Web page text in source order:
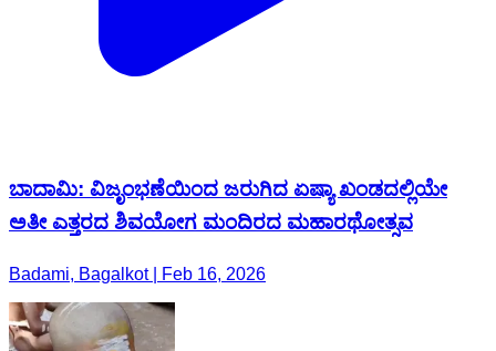
ಬಾದಾಮಿ: ವಿಜೃಂಭಣೆಯಿಂದ ಜರುಗಿದ ಏಷ್ಯಾ ಖಂಡದಲ್ಲಿಯೇ
ಅತೀ ಎತ್ತರದ ಶಿವಯೋಗ ಮಂದಿರದ ಮಹಾರಥೋತ್ಸವ
Badami, Bagalkot | Feb 16, 2026